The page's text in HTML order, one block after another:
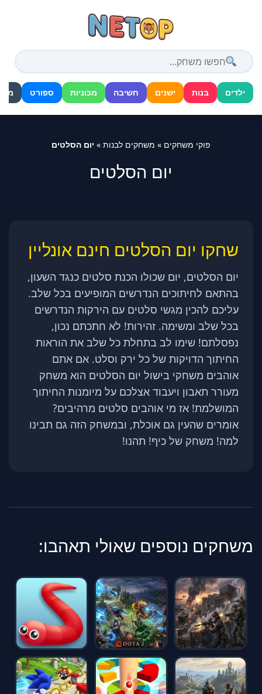
ילדים בנות ישנים חשיבה מכוניות ספורט
פוקי משחקים » משחקים לבנות » יום הסלטים
יום הסלטים
שחקו יום הסלטים חינם אונליין
יום הסלטים, יום שכולו הכנת סלטים כנגד השעון,
בהתאם לחיתוכים הנדרשים המופיעים בכל שלב.
עליכם להכין מגשי סלטים עם הירקות הנדרשים
בכל שלב ומשימה. זהירות! לא חתכתם נכון,
נפסלתם! שימו לב בתחלת כל שלב את הוראות
החיתוך הדויקות של כל ירק וסלט. אם אתם
אוהבים משחקי בישול יום הסלטים הוא משחק
מעורר תאבון ויעבוד אצלכם על מיומנות החיתוך
המושלמת! אז מי אוהבים סלטים מרהיבים?
אומרים שהעין גם אוכלת, ובמשחק הזה גם תבינו
למה! משחק של כיף! תהנו!
משחקים נוספים שאולי תאהבו: